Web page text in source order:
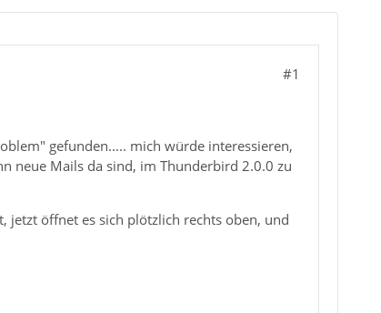
#1
gefunden..... mich würde interessieren,
neue Mails da sind, im Thunderbird 2.0.0 zu
jetzt öffnet es sich plötzlich rechts oben, und